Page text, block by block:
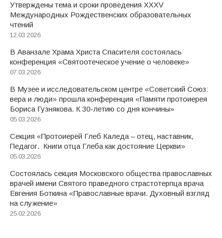
Утверждены тема и сроки проведения XXXV
Международных Рождественских образовательных
чтений
12.03.2026
В Аванзале Храма Христа Спасителя состоялась
конференция «Святоотеческое учение о человеке»
07.03.2026
В Музее и исследовательском центре «Советский Союз:
вера и люди» прошла конференция «Памяти протоиерея
Бориса Гузнякова. К 30-летию со дня кончины»
05.03.2026
Секция «Протоиерей Глеб Каледа – отец, наставник,
Педагог. Книги отца Глеба как достояние Церкви»
05.03.2026
Состоялась секция Московского общества православных
врачей имени Святого праведного страстотерпца врача
Евгения Боткина «Православные врачи. Духовный взгляд
на служение»
25.02.2026